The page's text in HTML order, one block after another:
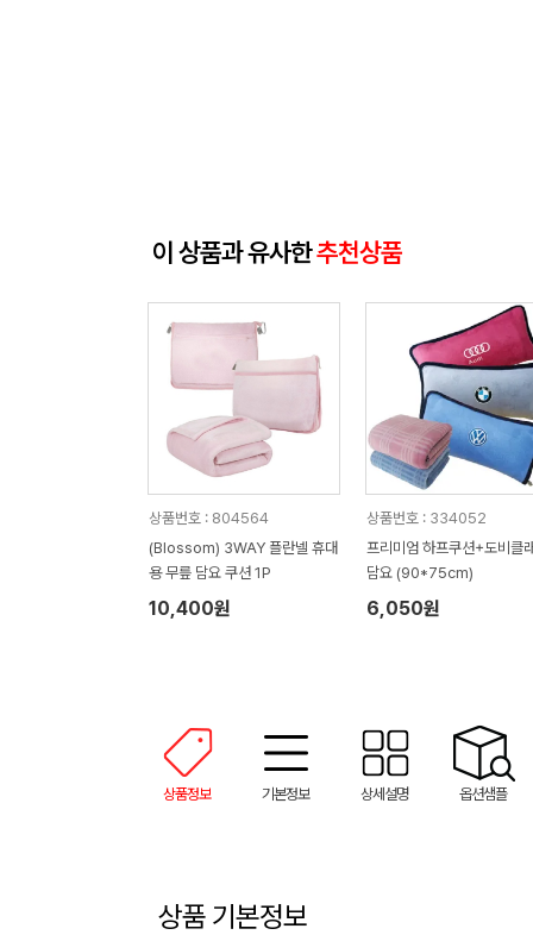
이 상품과 유사한추천상품
상품번호 : 804564
(Blossom) 3WAY 플란넬 휴대
용 무릎 담요 쿠션 1P
10,400원
상품번호 : 334052
프리미엄 하프쿠션+도비클
담요 (90*75cm)
6,050원
상품정보 기본정보 상세설명 옵션샘플
상품 기본정보